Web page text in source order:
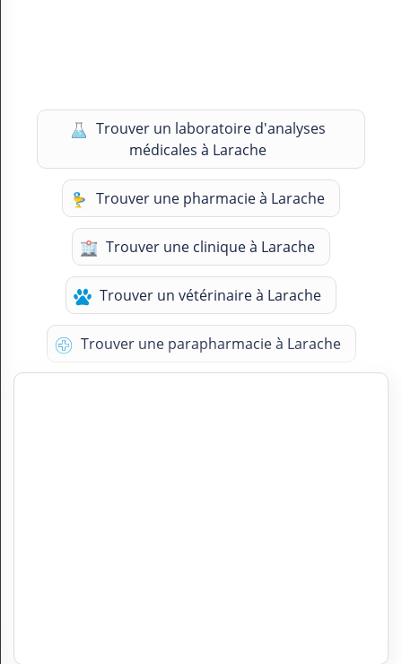
Trouver un laboratoire d'analyses
médicales à Larache
Trouver une pharmacie à Larache
Trouver une clinique à Larache
Trouver un vétérinaire à Larache
Trouver une parapharmacie à Larache